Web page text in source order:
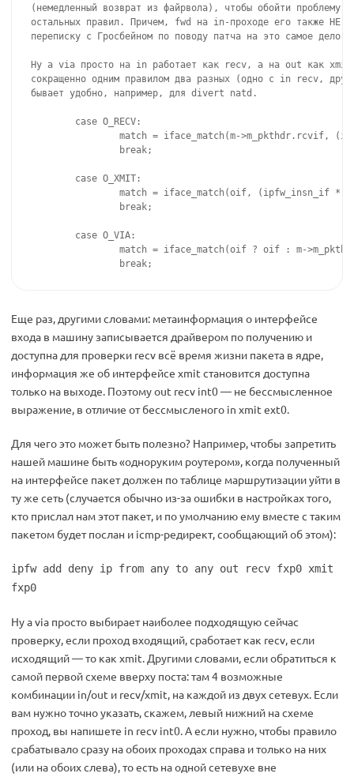
(немедленный возврат из файрвола), чтобы обойти проблему
остальных правил. Причем, fwd на in-проходе его также НЕ
переписку с Гросбейном по поводу патча на это самое дело.
Ну а via просто на in работает как recv, а на out как xmit,
сокращенно одним правилом два разных (одно с in recv,
бывает удобно, например, для divert natd.
        case O_RECV:
match = iface_match(m->m_pkthdr.rcvif,
                break;
        case O_XMIT:
match = iface_match(oif, (ipfw_insn_if
                break;
        case O_VIA:
match = iface_match(oif ? oif : m-
                break;
Еще раз, другими словами: метаинформация о интерфейсе
входа в машину записывается драйвером по получению и
доступна для проверки recv всё время жизни пакета в ядре,
информация же об интерфейсе xmit становится доступна
только на выходе. Поэтому out recv int0 — не бессмысленное
выражение, в отличие от бессмысленого in xmit ext0.
Для чего это может быть полезно? Например, чтобы запретить
нашей машине быть «одноруким роутером», когда полученный
на интерфейсе пакет должен по таблице маршрутизации уйти в
ту же сеть (случается обычно из-за ошибки в настройках того,
кто прислал нам этот пакет, и по умолчанию ему вместе с таким
пакетом будет послан и icmp-редирект, сообщающий об этом):
ipfw add deny ip from any to any out recv fxp0 xmit
fxp0
Ну а via просто выбирает наиболее подходящую сейчас
проверку, если проход входящий, сработает как recv, если
исходящий — то как xmit. Другими словами, если обратиться к
самой первой схеме вверху поста: там 4 возможные
комбинации in/out и recv/xmit, на каждой из двух сетевух. Если
вам нужно точно указать, скажем, левый нижний на схеме
проход, вы напишете in recv int0. А если нужно, чтобы правило
срабатывало сразу на обоих проходах справа и только на них
(или на обоих слева), то есть на одной сетевухе вне